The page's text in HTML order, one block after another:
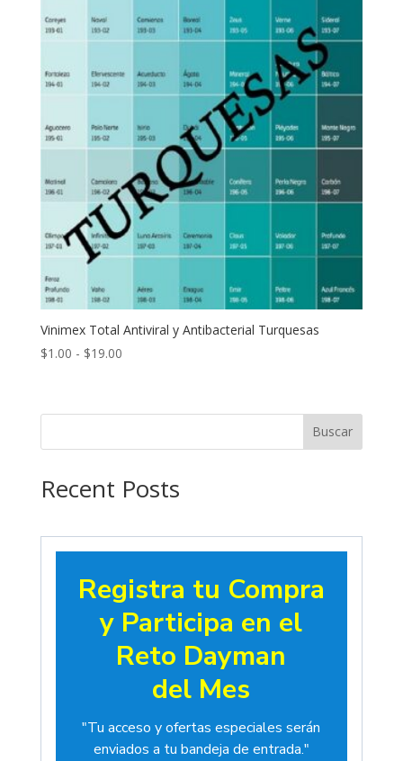
Vinimex Total Antiviral y Antibacterial Turquesas
$1.00 - $19.00Rango
desde
Buscar
Recent Posts
Registra tu Compra
y Participa en el
Reto Dayman
del Mes
"Tu acceso y ofertas especiales serán
enviados a tu bandeja de entrada."